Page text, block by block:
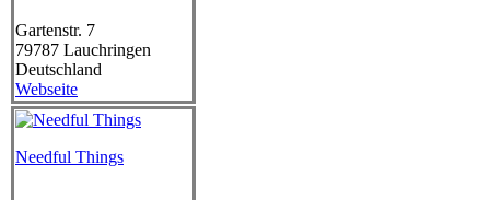
Gartenstr. 7
79787 Lauchringen
Deutschland
Webseite
Needful Things